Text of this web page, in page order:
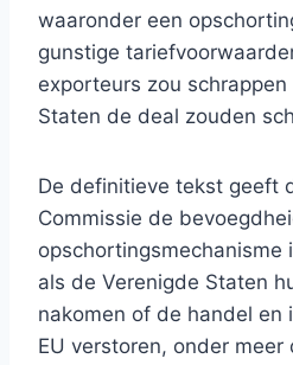
waaronder een
gunstige
exporteurs zou
Staten de deal zouden
De definitieve tekst geeft
Commissie de
opschortingsmechanisme
als de Verenigde Staten
nakomen of de handel en
EU verstoren, onder meer